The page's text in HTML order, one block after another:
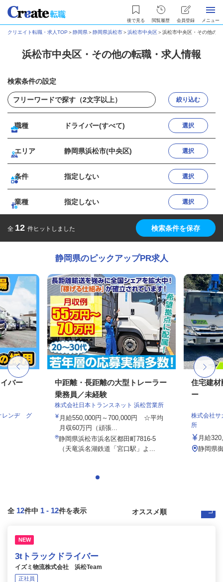
後で見る 閲覧履歴 会員登録 メニュー
クリエイト転職・求人TOP ＞静岡県＞静岡県浜松市＞浜松市中央区＞浜松市中央区・その他の
浜松市中央区・その他の転職・求人情報
検索条件の設定
絞り込む
職種 ドライバー(すべて) 選択
エリア 静岡県浜松市(中央区) 選択
条件 指定しない 選択
業種 指定しない 選択
全 12 件ヒットしました 検索条件を保存
静岡県のピックアップPR求人
バー
レンヂ グ
中距離・長距離の大型トレーラー
乗務員／未経験
株式会社日本トランスネット 浜松営業所
月給550,000円～700,000円 ☆平均
月収60万円（頑張...
静岡県浜松市浜名区都田町7816-5
（天竜浜名湖鉄道「宮口駅」よ...
住宅建材
ー
株式会社
所
月給
静岡県
全 12件中 1 - 12件を表示
NEW
3tトラックドライバー
イズミ物流株式会社 浜松Team
正社員